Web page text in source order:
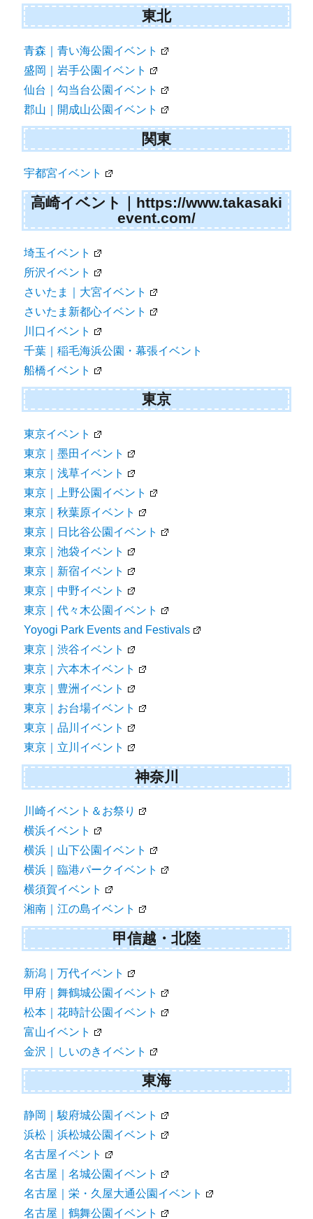
東北
青森｜青い海公園イベント
盛岡｜岩手公園イベント
仙台｜勾当台公園イベント
郡山｜開成山公園イベント
関東
宇都宮イベント
高崎イベント｜https://www.takasaki
event.com/
埼玉イベント
所沢イベント
さいたま｜大宮イベント
さいたま新都心イベント
川口イベント
千葉｜稲毛海浜公園・幕張イベント
船橋イベント
東京
東京イベント
東京｜墨田イベント
東京｜浅草イベント
東京｜上野公園イベント
東京｜秋葉原イベント
東京｜日比谷公園イベント
東京｜池袋イベント
東京｜新宿イベント
東京｜中野イベント
東京｜代々木公園イベント
Yoyogi Park Events and Festivals
東京｜渋谷イベント
東京｜六本木イベント
東京｜豊洲イベント
東京｜お台場イベント
東京｜品川イベント
東京｜立川イベント
神奈川
川崎イベント＆お祭り
横浜イベント
横浜｜山下公園イベント
横浜｜臨港パークイベント
横須賀イベント
湘南｜江の島イベント
甲信越・北陸
新潟｜万代イベント
甲府｜舞鶴城公園イベント
松本｜花時計公園イベント
富山イベント
金沢｜しいのきイベント
東海
静岡｜駿府城公園イベント
浜松｜浜松城公園イベント
名古屋イベント
名古屋｜名城公園イベント
名古屋｜栄・久屋大通公園イベント
名古屋｜鶴舞公園イベント